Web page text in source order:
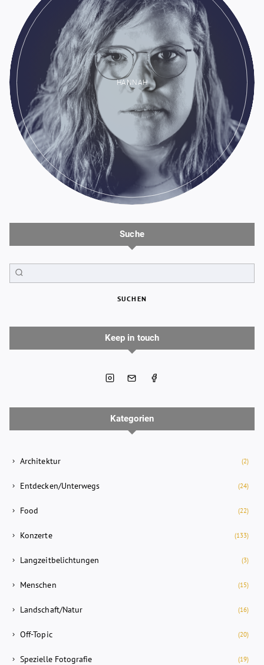
HANNAH
Suche
SUCHEN
Keep in touch
Kategorien
Architektur (2)
Entdecken/Unterwegs (24)
Food (22)
Konzerte (133)
Langzeitbelichtungen (3)
Menschen (15)
Landschaft/Natur (16)
Off-Topic (20)
Spezielle Fotografie (19)